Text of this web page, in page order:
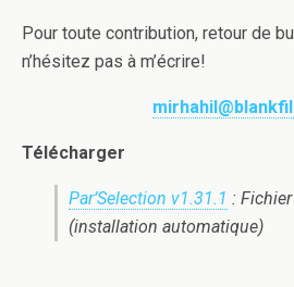
Pour toute contribution, retour de
n’hésitez pas à m’écrire!
Télécharger
Par’Selection v1.31.1 :
(installation automatique)